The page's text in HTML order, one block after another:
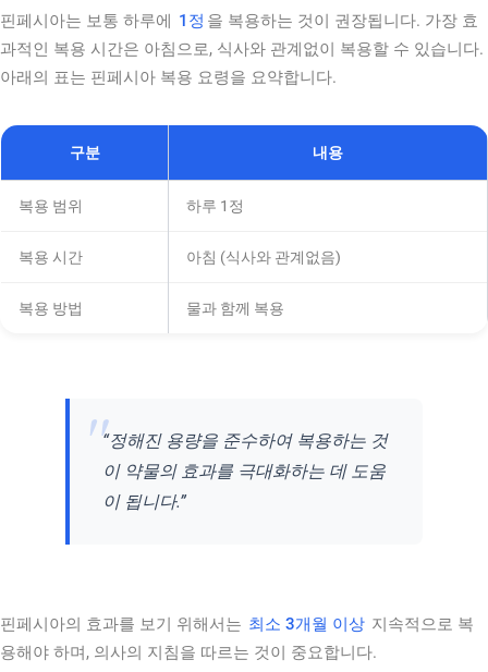
핀페시아는 보통 하루에 1정 을 복용하는 것이 권장됩니다. 가장 효
과적인 복용 시간은 아침으로, 식사와 관계없이 복용할 수 있습니다.
아래의 표는 핀페시아 복용 요령을 요약합니다.
구분 내용
복용 범위 하루 1정
복용 시간 아침 (식사와 관계없음)
복용 방법 물과 함께 복용
“정해진 용량을 준수하여 복용하는 것
이 약물의 효과를 극대화하는 데 도움
이 됩니다.”
핀페시아의 효과를 보기 위해서는 최소 3개월 이상 지속적으로 복
용해야 하며, 의사의 지침을 따르는 것이 중요합니다.